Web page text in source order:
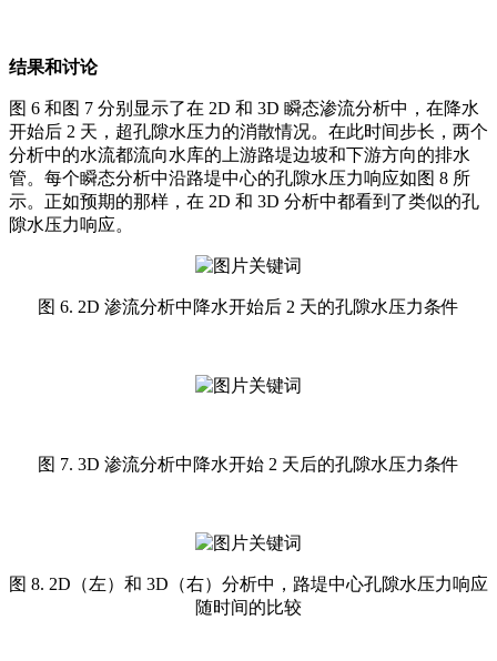
结果和讨论
图 6 和图 7 分别显示了在 2D 和 3D 瞬态渗流分析中，在降水
开始后 2 天，超孔隙水压力的消散情况。在此时间步长，两个
分析中的水流都流向水库的上游路堤边坡和下游方向的排水
管。每个瞬态分析中沿路堤中心的孔隙水压力响应如图 8 所
示。正如预期的那样，在 2D 和 3D 分析中都看到了类似的孔
隙水压力响应。
图 6. 2D 渗流分析中降水开始后 2 天的孔隙水压力条件
图 7. 3D 渗流分析中降水开始 2 天后的孔隙水压力条件
图 8. 2D（左）和 3D（右）分析中，路堤中心孔隙水压力响应
随时间的比较